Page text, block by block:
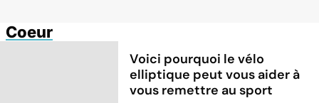
Coeur
Voici pourquoi le vélo
elliptique peut vous aider à
vous remettre au sport